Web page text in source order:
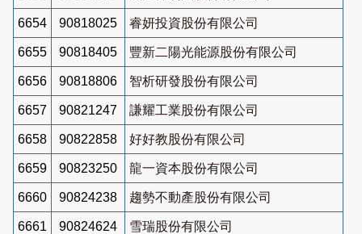
6654 90818025 睿妍投資股份有限公司
6655 90818405 豐新二陽光能源股份有限公司
6656 90818806 智析研發股份有限公司
6657 90821247 謙耀工業股份有限公司
6658 90822858 好好教股份有限公司
6659 90823250 龍一資本股份有限公司
6660 90824238 趨勢不動產股份有限公司
6661 90824624 雪瑞股份有限公司